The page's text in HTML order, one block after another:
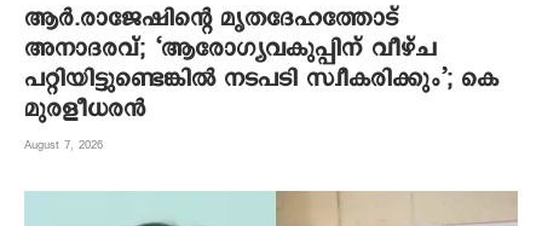
ആര്‍.രാജേഷിന്റെ മൃതദേഹത്തോട്
അനാദരവ്; ‘ആരോഗ്യവകുപ്പിന് വീഴ്ച
പറ്റിയിട്ടുണ്ടെങ്കില്‍ നടപടി സ്വീകരിക്കും’; കെ
മുരളീധരന്‍
August 7, 2026